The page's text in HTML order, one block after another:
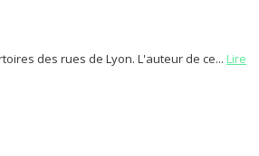
des rues de Lyon. L'auteur de ce... Lire